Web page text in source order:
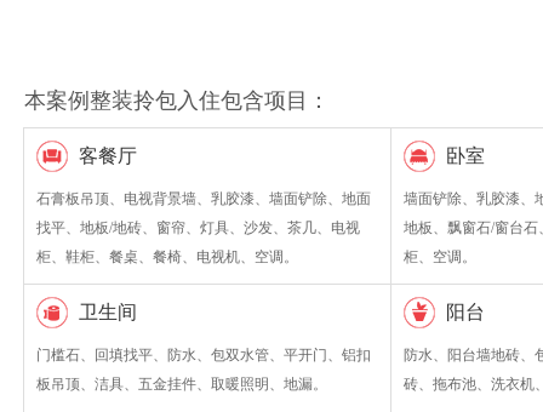
本案例整装拎包入住包含项目：
客餐厅
石膏板吊顶、电视背景墙、乳胶漆、墙面铲除、地面
找平、地板/地砖、窗帘、灯具、沙发、茶几、电视
柜、鞋柜、餐桌、餐椅、电视机、空调。
卧室
墙面铲除、乳胶漆、
地板、飘窗石/窗台
柜、空调。
卫生间
门槛石、回填找平、防水、包双水管、平开门、铝扣
板吊顶、洁具、五金挂件、取暖照明、地漏。
阳台
防水、阳台墙地砖、
砖、拖布池、洗衣机